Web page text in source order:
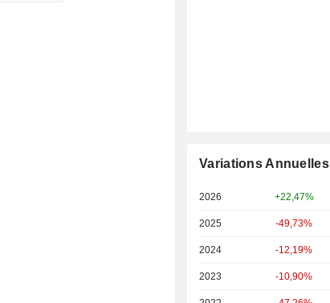
Variations Annuelles
2026 +22,47%
2025 -49,73%
2024 -12,19%
2023 -10,90%